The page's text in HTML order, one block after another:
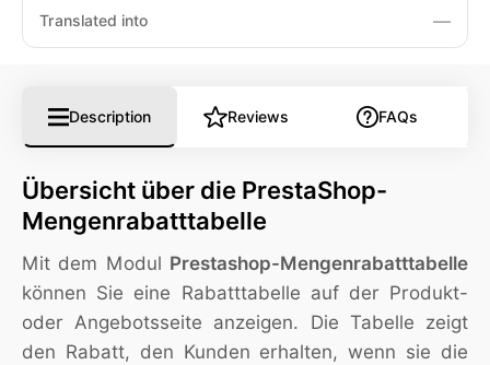
Translated into
—
Description Reviews FAQs
Übersicht über die PrestaShop-
Mengenrabatttabelle
Mit dem Modul Prestashop-Mengenrabatttabelle
können Sie eine Rabatttabelle auf der Produkt-
oder Angebotsseite anzeigen. Die Tabelle zeigt
den Rabatt, den Kunden erhalten, wenn sie die